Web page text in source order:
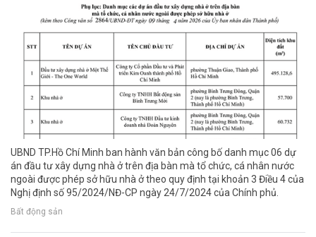
UBND TP.Hồ Chí Minh ban hành văn bản công bố danh mục 06 dự
án đầu tư xây dựng nhà ở trên địa bàn mà tổ chức, cá nhân nước
ngoài được phép sở hữu nhà ở theo quy định tại khoản 3 Điều 4 của
Nghị định số 95/2024/NĐ-CP ngày 24/7/2024 của Chính phủ.
Bất động sản